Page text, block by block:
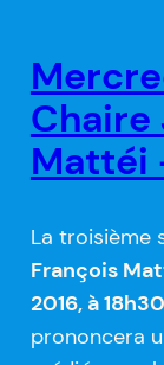
Chaire
Mattéi
La troisième
François
2016, à 18h30
prononcera